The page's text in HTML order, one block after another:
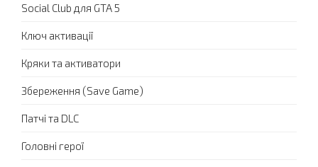
Social Club для GTA 5
Ключ активації
Кряки та активатори
Збереження (Save Game)
Патчі та DLC
Головні герої